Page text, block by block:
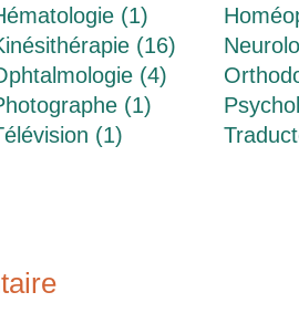
(1)
(16)
(4)
(1)
(1)